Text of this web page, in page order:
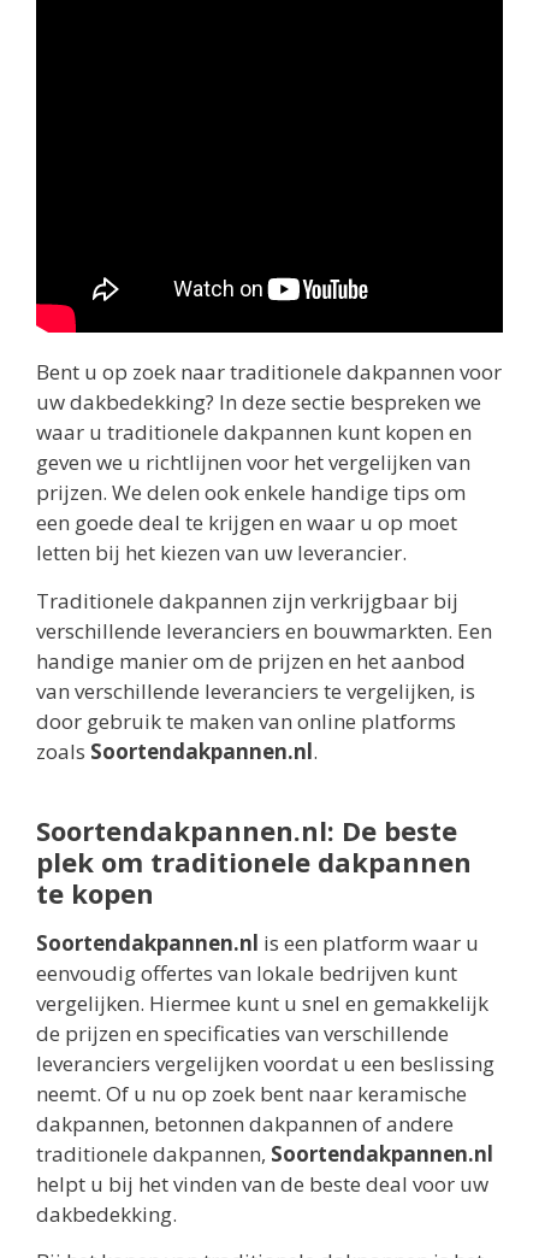
Bent u op zoek naar traditionele dakpannen voor
uw dakbedekking? In deze sectie bespreken we
waar u traditionele dakpannen kunt kopen en
geven we u richtlijnen voor het vergelijken van
prijzen. We delen ook enkele handige tips om
een goede deal te krijgen en waar u op moet
letten bij het kiezen van uw leverancier.
Traditionele dakpannen zijn verkrijgbaar bij
verschillende leveranciers en bouwmarkten. Een
handige manier om de prijzen en het aanbod
van verschillende leveranciers te vergelijken, is
door gebruik te maken van online platforms
zoals Soortendakpannen.nl.
Soortendakpannen.nl: De beste
plek om traditionele dakpannen
te kopen
Soortendakpannen.nl is een platform waar u
eenvoudig offertes van lokale bedrijven kunt
vergelijken. Hiermee kunt u snel en gemakkelijk
de prijzen en specificaties van verschillende
leveranciers vergelijken voordat u een beslissing
neemt. Of u nu op zoek bent naar keramische
dakpannen, betonnen dakpannen of andere
traditionele dakpannen, Soortendakpannen.nl
helpt u bij het vinden van de beste deal voor uw
dakbedekking.